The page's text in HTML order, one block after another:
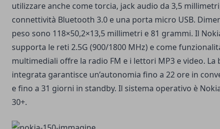
utilizzare anche come torcia, jack audio da 3,5
connettività Bluetooth 3.0 e una porta micro USB.
peso sono 118×50,2×13,5 millimetri e 81 grammi. Il
supporta le reti 2.5G (900/1800 MHz) e come
multimediali offre la radio FM e i lettori MP3 e video. La
integrata garantisce un’autonomia fino a 22 ore in
e fino a 31 giorni in standby. Il sistema operativo è
30+.